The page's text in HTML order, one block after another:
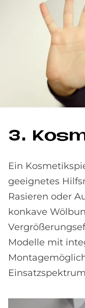
3.
Ein
geeignetes
Rasieren oder
konkave
Modelle mit